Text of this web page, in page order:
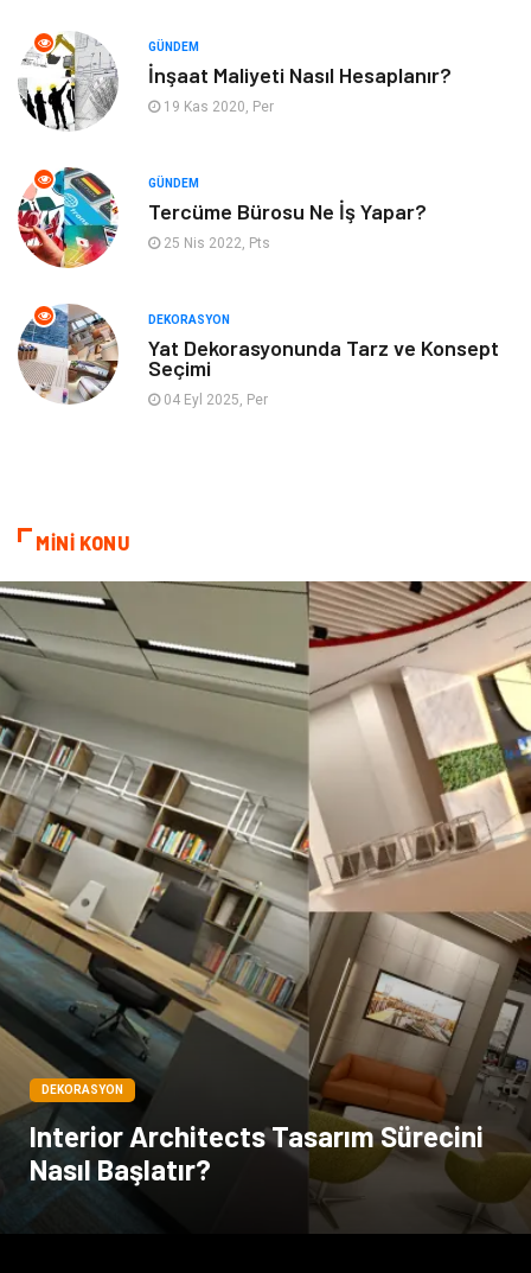
Aksesuar Eğitim Kurumları
Hizmet
Mobilya
İnternet
Nakliyat
Hediyelik Eşya
Basın Yayın
Telekomünikasyon Markalar
İthalat İhracat
Dernekler ve Birlikler
GÜNDEM
İnşaat Maliyeti Nasıl Hesaplanır?
19 Kas 2020, Per
GÜNDEM
Tercüme Bürosu Ne İş Yapar?
25 Nis 2022, Pts
DEKORASYON
Yat Dekorasyonunda Tarz ve Konsept
Seçimi
04 Eyl 2025, Per
MİNİ KONU
DEKORASYON
Interior Architects Tasarım Sürecini
Nasıl Başlatır?